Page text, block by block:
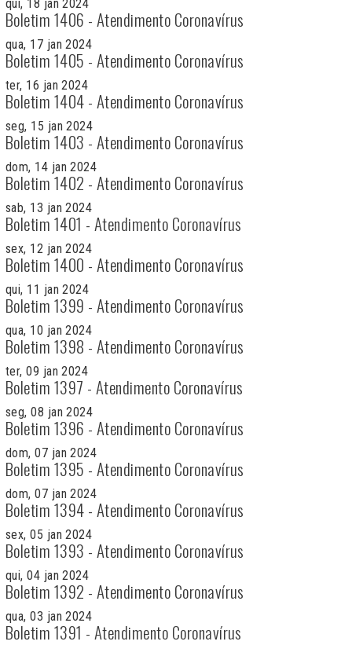
qui, 18 jan 2024
Boletim 1406 - Atendimento Coronavírus
qua, 17 jan 2024
Boletim 1405 - Atendimento Coronavírus
ter, 16 jan 2024
Boletim 1404 - Atendimento Coronavírus
seg, 15 jan 2024
Boletim 1403 - Atendimento Coronavírus
dom, 14 jan 2024
Boletim 1402 - Atendimento Coronavírus
sab, 13 jan 2024
Boletim 1401 - Atendimento Coronavírus
sex, 12 jan 2024
Boletim 1400 - Atendimento Coronavírus
qui, 11 jan 2024
Boletim 1399 - Atendimento Coronavírus
qua, 10 jan 2024
Boletim 1398 - Atendimento Coronavírus
ter, 09 jan 2024
Boletim 1397 - Atendimento Coronavírus
seg, 08 jan 2024
Boletim 1396 - Atendimento Coronavírus
dom, 07 jan 2024
Boletim 1395 - Atendimento Coronavírus
dom, 07 jan 2024
Boletim 1394 - Atendimento Coronavírus
sex, 05 jan 2024
Boletim 1393 - Atendimento Coronavírus
qui, 04 jan 2024
Boletim 1392 - Atendimento Coronavírus
qua, 03 jan 2024
Boletim 1391 - Atendimento Coronavírus